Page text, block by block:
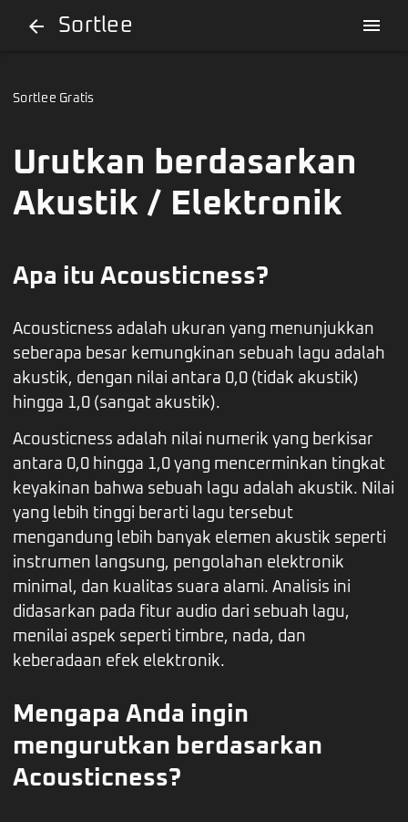
arrow_back Sortlee menu
Sortlee Gratis
Urutkan berdasarkan
Akustik / Elektronik
Apa itu Acousticness?
Acousticness adalah ukuran yang menunjukkan
seberapa besar kemungkinan sebuah lagu adalah
akustik, dengan nilai antara 0,0 (tidak akustik)
hingga 1,0 (sangat akustik).
Acousticness adalah nilai numerik yang berkisar
antara 0,0 hingga 1,0 yang mencerminkan tingkat
keyakinan bahwa sebuah lagu adalah akustik. Nilai
yang lebih tinggi berarti lagu tersebut
mengandung lebih banyak elemen akustik seperti
instrumen langsung, pengolahan elektronik
minimal, dan kualitas suara alami. Analisis ini
didasarkan pada fitur audio dari sebuah lagu,
menilai aspek seperti timbre, nada, dan
keberadaan efek elektronik.
Mengapa Anda ingin
mengurutkan berdasarkan
Acousticness?